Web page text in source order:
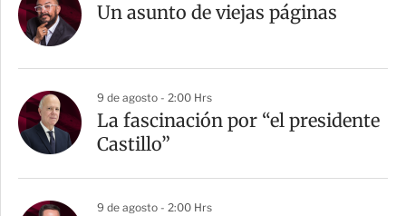
Un asunto de viejas páginas
9 de agosto - 2:00 Hrs
La fascinación por “el presidente
Castillo”
9 de agosto - 2:00 Hrs